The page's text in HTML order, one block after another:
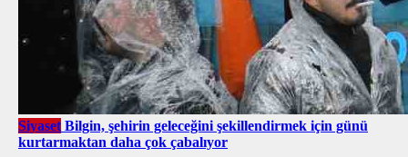
Siyaset Bilgin, şehirin geleceğini şekillendirmek için günü
kurtarmaktan daha çok çabalıyor